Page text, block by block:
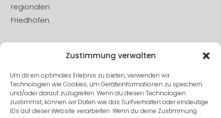
Zustimmung verwalten
Um dir ein optimales Erlebnis zu bieten, verwenden wir
Technologien wie Cookies, um Geräteinformationen zu speichern
und/oder darauf zuzugreifen. Wenn du diesen Technologien
zustimmst, können wir Daten wie das Surfverhalten oder eindeutige
IDs auf dieser Website verarbeiten. Wenn du deine Zustimmung
regionalen
Friedhöfen.
Impressum
Datenschutz